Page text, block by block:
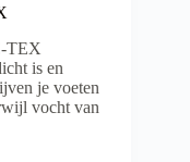
TEX
is en
je voeten
vocht van